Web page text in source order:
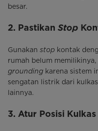
besar.
2. Pastikan Stop
Gunakan stop kontak
rumah belum
grounding karena sistem
sengatan listrik dari
lainnya.
3. Atur Posisi